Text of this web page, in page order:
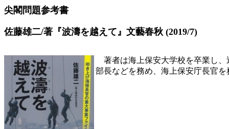
尖閣問題参考書
佐藤雄二/著『波濤を越えて』文藝春秋 (2019/7)
著者は海上保安大学校を卒業し、
部長などを務め、海上保安庁長官